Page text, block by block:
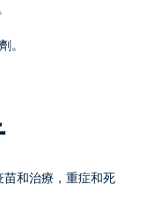
。
和治療，重症和死